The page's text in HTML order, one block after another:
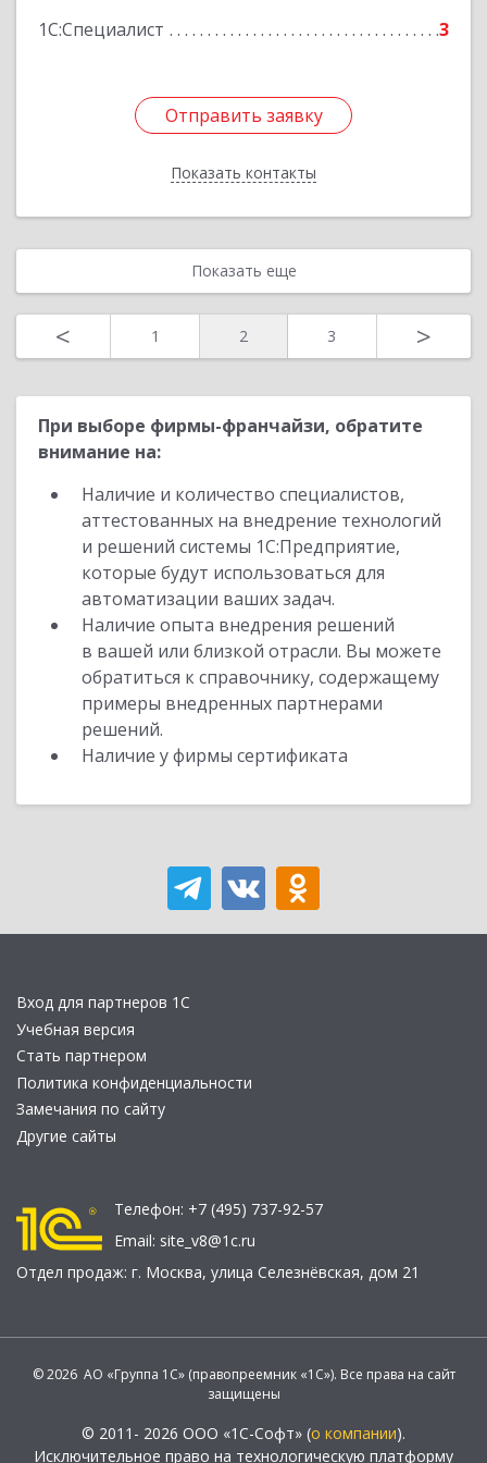
1С:Специалист 3
Отправить заявку
Показать контакты
Отправить заявку
Назад
Показать еще
< 1 2 3 >
При выборе фирмы-франчайзи, обратите
внимание на:
Наличие и количество специалистов,
аттестованных на внедрение технологий
и решений системы 1С:Предприятие,
которые будут использоваться для
автоматизации ваших задач.
Наличие опыта внедрения решений
в вашей или близкой отрасли. Вы можете
обратиться к справочнику, содержащему
примеры внедренных партнерами
решений.
Наличие у фирмы сертификата
Вход для партнеров 1С
Учебная версия
Стать партнером
Политика конфиденциальности
Замечания по сайту
Другие сайты
Телефон: +7 (495) 737-92-57
Email: site_v8@1c.ru
Отдел продаж: г. Москва, улица Селезнёвская, дом 21
© 2026 АО «Группа 1С» (правопреемник «1С»). Все права на сайт
защищены
© 2011- 2026 ООО «1С-Софт» (о компании).
Исключительное право на технологическую платформу